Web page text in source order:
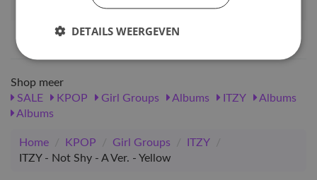
10622
EAN nummer
1000000106220
Shop meer
SALE
KPOP Girl Groups Albums ITZY
Albums
Albums
Home / KPOP / Girl Groups / ITZY
/
ITZY - Not Shy - A Ver. - Yellow
DETAILS WEERGEVEN